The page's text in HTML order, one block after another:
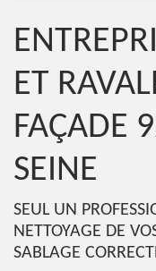
ET
FAÇADE
SEINE
SEUL UN
NETTOYAGE DE
SABLAGE